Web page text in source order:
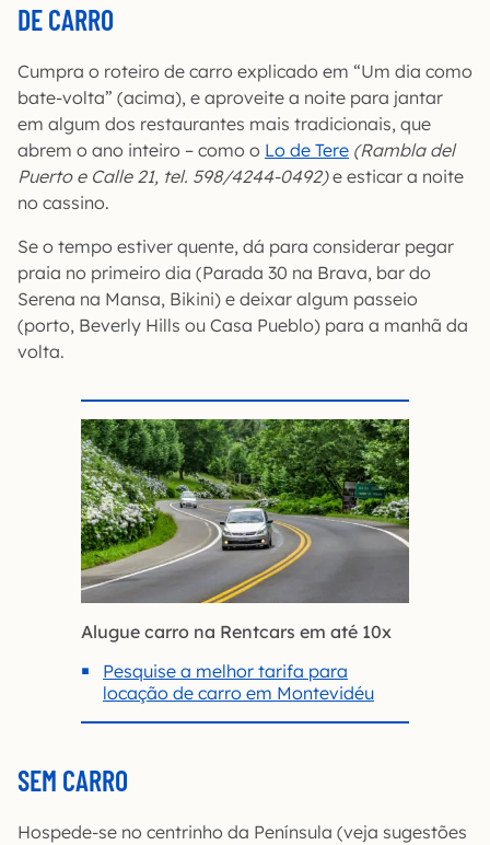
DE CARRO
Cumpra o roteiro de carro explicado em “Um dia como
bate-volta” (acima), e aproveite a noite para jantar
em algum dos restaurantes mais tradicionais, que
abrem o ano inteiro – como o Lo de Tere (Rambla del
Puerto e Calle 21, tel. 598/4244-0492)e esticar a noite
no cassino.
Se o tempo estiver quente, dá para considerar pegar
praia no primeiro dia (Parada 30 na Brava, bar do
Serena na Mansa, Bikini) e deixar algum passeio
(porto, Beverly Hills ou Casa Pueblo) para a manhã da
volta.
Alugue carro na Rentcars em até 10x
Pesquise a melhor tarifa para
locação de carro em Montevidéu
SEM CARRO
Hospede-se no centrinho da Península (veja sugestões